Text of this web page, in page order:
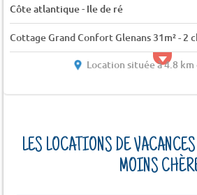
Côte atlantique- Ile de ré
Location située à 4.8
LES LOCATIONS DE
MOINS